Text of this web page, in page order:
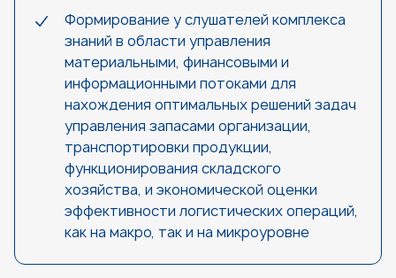
Формирование у слушателей комплекса
знаний в области управления
материальными, финансовыми и
информационными потоками для
нахождения оптимальных решений задач
управления запасами организации,
транспортировки продукции,
функционирования складского
хозяйства, и экономической оценки
эффективности логистических операций,
как на макро, так и на микроуровне